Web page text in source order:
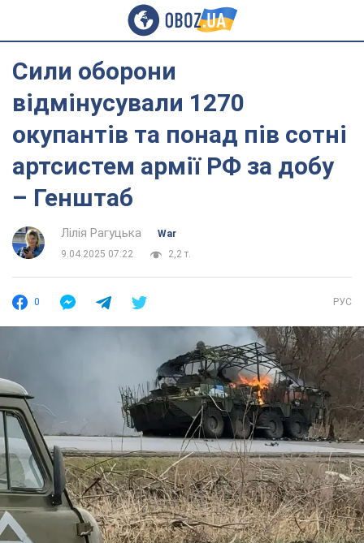
Сили оборони
відмінусували 1270
окупантів та понад пів сотні
артсистем армії РФ за добу
– Генштаб
Лілія Рагуцька
War
9.04.2025 07:22
2,2 т.
0 РУС